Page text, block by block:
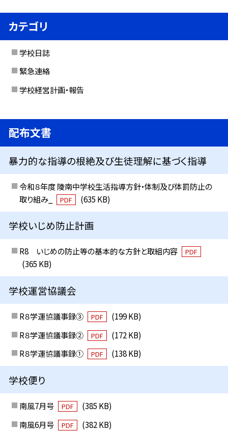
カテゴリ
学校日誌
緊急連絡
学校経営計画・報告
配布文書
暴力的な指導の根絶及び生徒理解に基づく指導
令和８年度 陵南中学校生活指導方針・体制及び体罰防止の
取り組み_
PDF (635 KB)
学校いじめ防止計画
R8 いじめの防止等の基本的な方針と取組内容 PDF
(365 KB)
学校運営協議会
R８学運協議事録③ PDF
(199 KB)
R８学運協議事録②
PDF
(172 KB)
R８学運協議事録①
PDF (138 KB)
学校便り
南風7月号 PDF
(385 KB)
南風6月号
PDF
(382 KB)